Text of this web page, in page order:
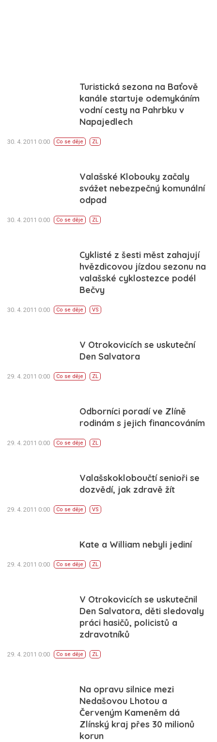
Turistická sezona na Baťově
kanále startuje odemykáním
vodní cesty na Pahrbku v
Napajedlech
30. 4. 2011 0:00 Co se děje ZL
Valašské Klobouky začaly
svážet nebezpečný komunální
odpad
30. 4. 2011 0:00 Co se děje ZL
Cyklisté z šesti měst zahajují
hvězdicovou jízdou sezonu na
valašské cyklostezce podél
Bečvy
30. 4. 2011 0:00 Co se děje VS
V Otrokovicích se uskuteční
Den Salvatora
29. 4. 2011 0:00 Co se děje ZL
Odborníci poradí ve Zlíně
rodinám s jejich financováním
29. 4. 2011 0:00 Co se děje ZL
Valašskokloboučtí senioři se
dozvědí, jak zdravě žít
29. 4. 2011 0:00 Co se děje VS
Kate a William nebyli jediní
29. 4. 2011 0:00 Co se děje ZL
V Otrokovicích se uskutečnil
Den Salvatora, děti sledovaly
práci hasičů, policistů a
zdravotníků
29. 4. 2011 0:00 Co se děje ZL
Na opravu silnice mezi
Nedašovou Lhotou a
Červeným Kameněm dá
Zlínský kraj přes 30 milionů
korun